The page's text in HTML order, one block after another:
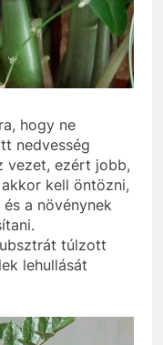
hogy ne
nedvesség
vezet, ezért jobb,
kell öntözni,
a növénynek
túlzott
lehullását